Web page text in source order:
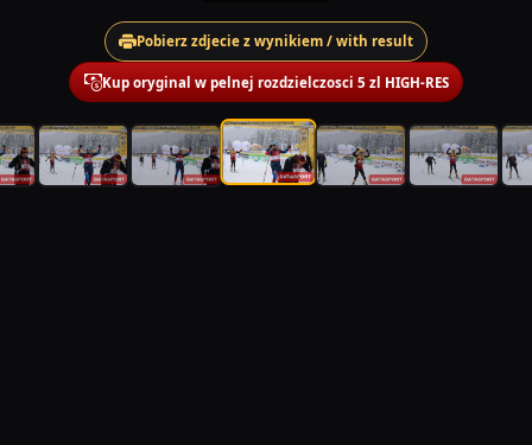
Pobierz zdjecie z wynikiem / with result
Kup oryginal w pelnej rozdzielczosci 5 zl HIGH-RES